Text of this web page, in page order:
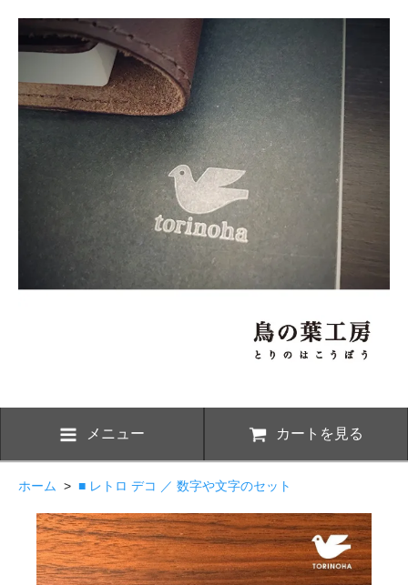
メニュー カートを見る
ホーム > ■ レトロ デコ ／ 数字や文字のセット